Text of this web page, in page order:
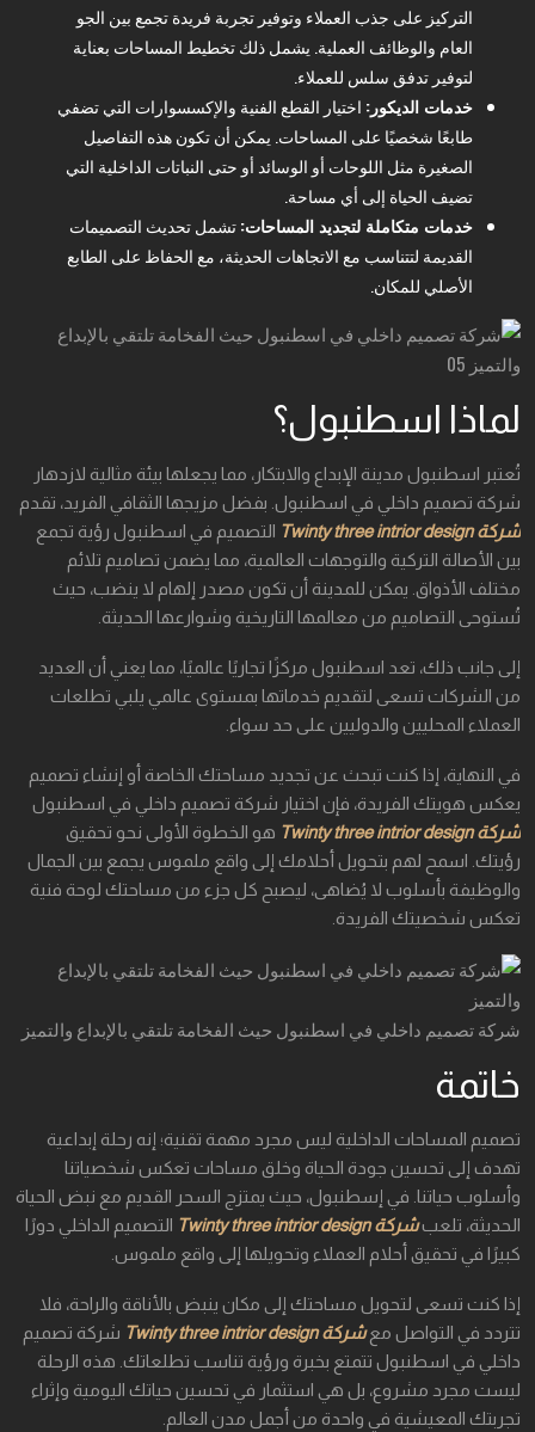
التركيز على جذب العملاء وتوفير تجربة فريدة تجمع بين الجو
العام والوظائف العملية. يشمل ذلك تخطيط المساحات بعناية
لتوفير تدفق سلس للعملاء.
خدمات الديكور: اختيار القطع الفنية والإكسسوارات التي تضفي
طابعًا شخصيًا على المساحات. يمكن أن تكون هذه التفاصيل
الصغيرة مثل اللوحات أو الوسائد أو حتى النباتات الداخلية التي
تضيف الحياة إلى أي مساحة.
خدمات متكاملة لتجديد المساحات:تشمل تحديث التصميمات
القديمة لتتناسب مع الاتجاهات الحديثة، مع الحفاظ على الطابع
الأصلي للمكان.
لماذا اسطنبول؟
تُعتبر اسطنبول مدينة الإبداع والابتكار، مما يجعلها بيئة مثالية لازدهار
شركة تصميم داخلي في اسطنبول. بفضل مزيجها الثقافي الفريد، تقدم
شركة Twinty three intrior design
التصميم في اسطنبول رؤية تجمع
بين الأصالة التركية والتوجهات العالمية، مما يضمن تصاميم تلائم
مختلف الأذواق. يمكن للمدينة أن تكون مصدر إلهام لا ينضب، حيث
تُستوحى التصاميم من معالمها التاريخية وشوارعها الحديثة.
إلى جانب ذلك، تعد اسطنبول مركزًا تجاريًا عالميًا، مما يعني أن العديد
من الشركات تسعى لتقديم خدماتها بمستوى عالمي يلبي تطلعات
العملاء المحليين والدوليين على حد سواء.
في النهاية، إذا كنت تبحث عن تجديد مساحتك الخاصة أو إنشاء تصميم
يعكس هويتك الفريدة، فإن اختيار شركة تصميم داخلي في اسطنبول
شركة Twinty three intrior design
هو الخطوة الأولى نحو تحقيق
رؤيتك. اسمح لهم بتحويل أحلامك إلى واقع ملموس يجمع بين الجمال
والوظيفة بأسلوب لا يُضاهى، ليصبح كل جزء من مساحتك لوحة فنية
تعكس شخصيتك الفريدة.
شركة تصميم داخلي في اسطنبول حيث الفخامة تلتقي بالإبداع والتميز
خاتمة
تصميم المساحات الداخلية ليس مجرد مهمة تقنية؛ إنه رحلة إبداعية
تهدف إلى تحسين جودة الحياة وخلق مساحات تعكس شخصياتنا
وأسلوب حياتنا. في إسطنبول، حيث يمتزج السحر القديم مع نبض الحياة
الحديثة، تلعبشركة Twinty three intrior design
التصميم الداخلي دورًا
كبيرًا في تحقيق أحلام العملاء وتحويلها إلى واقع ملموس.
إذا كنت تسعى لتحويل مساحتك إلى مكان ينبض بالأناقة والراحة، فلا
تتردد في التواصل معشركة Twinty three intrior design
شركة تصميم
داخلي في اسطنبول تتمتع بخبرة ورؤية تناسب تطلعاتك. هذه الرحلة
ليست مجرد مشروع، بل هي استثمار في تحسين حياتك اليومية وإثراء
تجربتك المعيشية في واحدة من أجمل مدن العالم.